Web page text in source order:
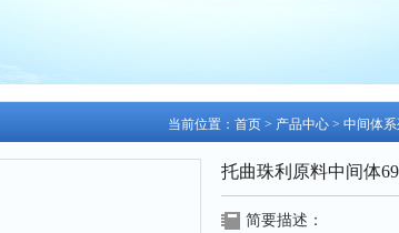
当前位置： 首页 > 产品中心 > 中间体
托曲珠利原料中间体
简要描述：